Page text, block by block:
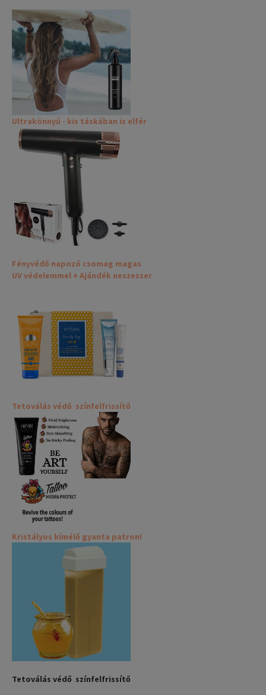
Ultrakönnyű - kis táskában is elfér
Fényvédő napozó csomag magas
UV védelemmel + Ajándék neszeszer
Tetoválás védő színfelfrissítő
Kristályos kímélő gyanta patron!
Tetoválás védő színfelfrissítő